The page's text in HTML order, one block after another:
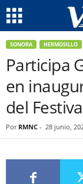
SONORA HERMOSILLO
Participa
en
del
Por RMNC - 28 junio,